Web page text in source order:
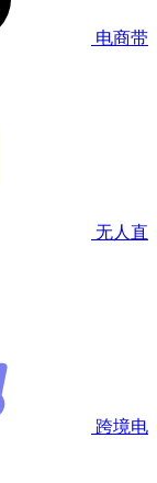
电商带
无人直
跨境电